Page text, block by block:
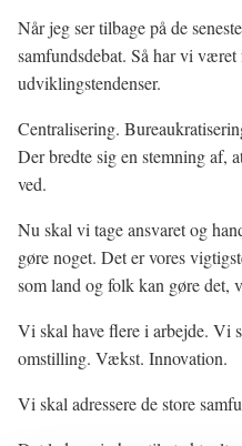
Når jeg ser tilbage på de
samfundsdebat. Så har vi
udviklingstendenser.
Centralisering.
Der bredte sig en stemning af,
ved.
Nu skal vi tage ansvaret og
gøre noget. Det er vores
som land og folk kan gøre det,
Vi skal have flere i arbejde. Vi
omstilling. Vækst. Innovation.
Vi skal adressere de store